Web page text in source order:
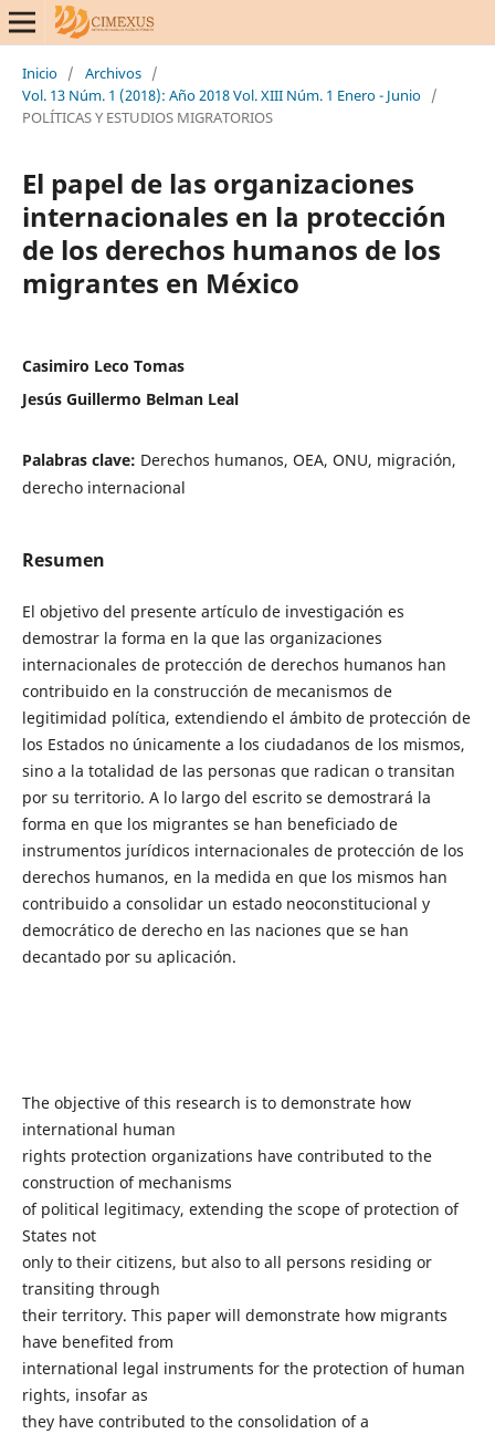
Inicio / Archivos /
Vol. 13 Núm. 1 (2018): Año 2018 Vol. XIII Núm. 1 Enero - Junio /
POLÍTICAS Y ESTUDIOS MIGRATORIOS
El papel de las organizaciones
internacionales en la protección
de los derechos humanos de los
migrantes en México
Casimiro Leco Tomas
Jesús Guillermo Belman Leal
Palabras clave: Derechos humanos, OEA, ONU, migración,
derecho internacional
Resumen
El objetivo del presente artículo de investigación es
demostrar la forma en la que las organizaciones
internacionales de protección de derechos humanos han
contribuido en la construcción de mecanismos de
legitimidad política, extendiendo el ámbito de protección de
los Estados no únicamente a los ciudadanos de los mismos,
sino a la totalidad de las personas que radican o transitan
por su territorio. A lo largo del escrito se demostrará la
forma en que los migrantes se han beneficiado de
instrumentos jurídicos internacionales de protección de los
derechos humanos, en la medida en que los mismos han
contribuido a consolidar un estado neoconstitucional y
democrático de derecho en las naciones que se han
decantado por su aplicación.
The objective of this research is to demonstrate how
international human
rights protection organizations have contributed to the
construction of mechanisms
of political legitimacy, extending the scope of protection of
States not
only to their citizens, but also to all persons residing or
transiting through
their territory. This paper will demonstrate how migrants
have benefited from
international legal instruments for the protection of human
rights, insofar as
they have contributed to the consolidation of a